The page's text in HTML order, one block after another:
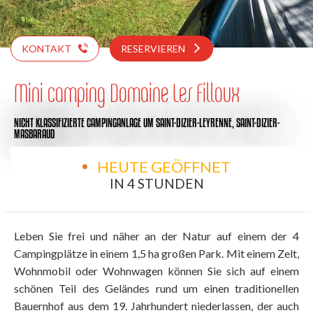
KONTAKT RESERVIEREN
Mini camping Domaine Les Filloux
NICHT KLASSIFIZIERTE CAMPINGANLAGEUM SAINT-DIZIER-LEYRENNE, SAINT-DIZIER-
MASBARAUD
HEUTE GEÖFFNET
IN 4 STUNDEN
Leben Sie frei und näher an der Natur auf einem der 4
Campingplätze in einem 1,5 ha großen Park. Mit einem Zelt,
Wohnmobil oder Wohnwagen können Sie sich auf einem
schönen Teil des Geländes rund um einen traditionellen
Bauernhof aus dem 19. Jahrhundert niederlassen, der auch